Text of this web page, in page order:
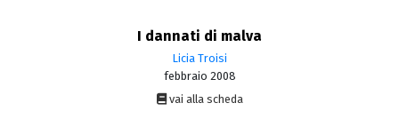
I dannati di malva
Licia Troisi
febbraio 2008
vai alla scheda